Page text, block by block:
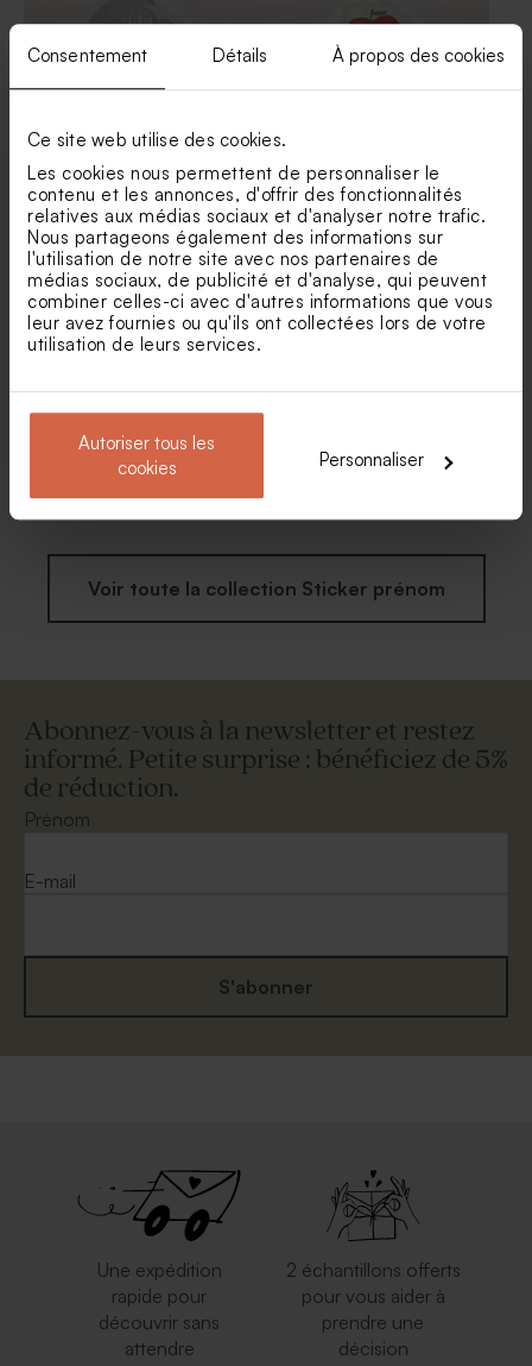
Consentement Détails À propos des cookies
Ce site web utilise des cookies.
Les cookies nous permettent de personnaliser le
contenu et les annonces, d'offrir des fonctionnalités
relatives aux médias sociaux et d'analyser notre trafic.
Nous partageons également des informations sur
l'utilisation de notre site avec nos partenaires de
médias sociaux, de publicité et d'analyse, qui peuvent
combiner celles-ci avec d'autres informations que vous
leur avez fournies ou qu'ils ont collectées lors de votre
utilisation de leurs services.
Autoriser tous les
cookies
Personnaliser
Pot en verre baptême
nervuré couvercle bois
gravure message
Contenant à dragées
transparent rond baptême
petit coeur
Sticker baptême
montgolfière
Sticker baptême petit coeur
de pomme
Sticker baptême bouquet
floral
illustrations
Voir toute la collection Sticker prénom
Abonnez-vous à la newsletter et restez
informé. Petite surprise : bénéficiez de 5%
de réduction.
Prénom
E-mail
S'abonner
Une expédition
rapide pour
découvrir sans
attendre
2 échantillons offerts
pour vous aider à
prendre une
décision